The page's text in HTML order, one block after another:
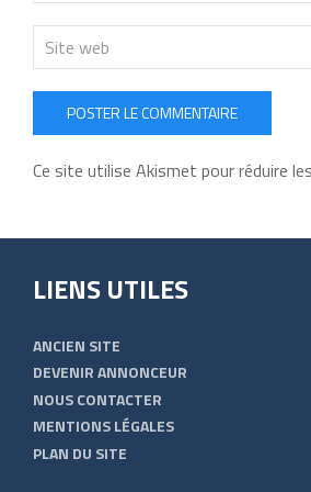
POSTER LE COMMENTAIRE
Ce site utilise Akismet pour réduire
LIENS UTILES
ANCIEN SITE
DEVENIR ANNONCEUR
NOUS CONTACTER
MENTIONS LÉGALES
PLAN DU SITE